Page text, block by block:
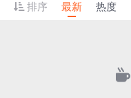
排序
最新 热度